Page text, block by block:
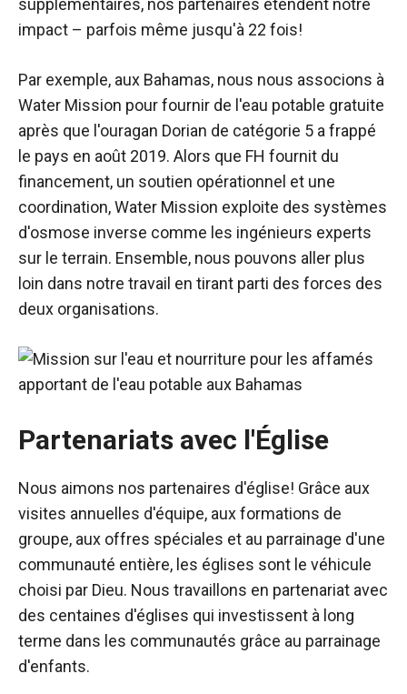
supplémentaires, nos partenaires étendent notre
impact – parfois même jusqu'à 22 fois!
Par exemple, aux Bahamas, nous nous associons à
Water Mission pour fournir de l'eau potable gratuite
après que l'ouragan Dorian de catégorie 5 a frappé
le pays en août 2019. Alors que FH fournit du
financement, un soutien opérationnel et une
coordination, Water Mission exploite des systèmes
d'osmose inverse comme les ingénieurs experts
sur le terrain. Ensemble, nous pouvons aller plus
loin dans notre travail en tirant parti des forces des
deux organisations.
Partenariats avec l'Église
Nous aimons nos partenaires d'église! Grâce aux
visites annuelles d'équipe, aux formations de
groupe, aux offres spéciales et au parrainage d'une
communauté entière, les églises sont le véhicule
choisi par Dieu. Nous travaillons en partenariat avec
des centaines d'églises qui investissent à long
terme dans les communautés grâce au parrainage
d'enfants.